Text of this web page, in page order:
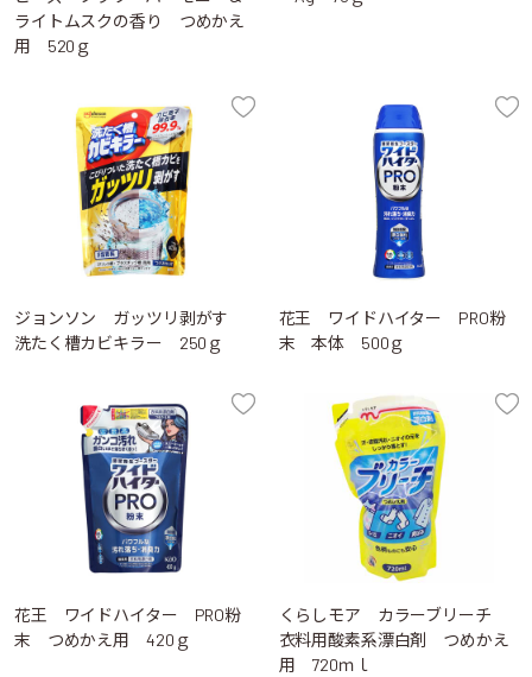
ライトムスクの香り つめかえ
用 520ｇ
ジョンソン ガッツリ剥がす
洗たく槽カビキラー 250ｇ
花王 ワイドハイター PRO粉
末 本体 500ｇ
花王 ワイドハイター PRO粉
末 つめかえ用 420ｇ
くらしモア カラーブリーチ
衣料用酸素系漂白剤 つめかえ
用 720ｍｌ